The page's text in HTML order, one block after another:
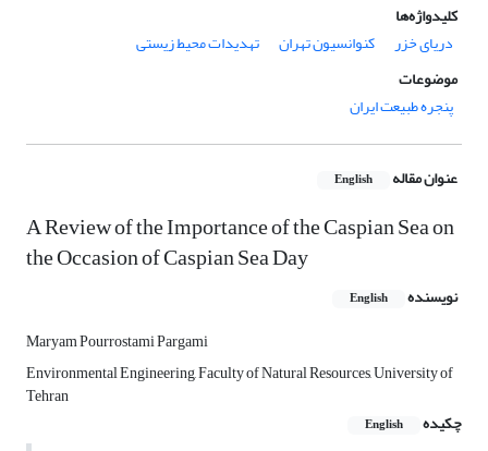
کلیدواژه‌ها
دریای خزر
کنوانسیون تهران
تهدیدات محیط زیستی
موضوعات
پنجره طبیعت ایران
عنوان مقاله English
A Review of the Importance of the Caspian Sea on
the Occasion of Caspian Sea Day
نویسنده English
Maryam Pourrostami Pargami
Environmental Engineering, Faculty of Natural Resources, University of
Tehran
چکیده
English